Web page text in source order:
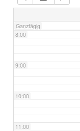
Ganztägig
7:00
8:00
9:00
10:00
11:00